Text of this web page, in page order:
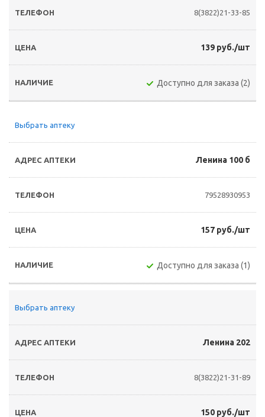
8(3822)21-33-85
139 руб./шт
Доступно для заказа (2)
Выбрать аптеку
Ленина 100 б
79528930953
157 руб./шт
Доступно для заказа (1)
Выбрать аптеку
Ленина 202
8(3822)21-31-89
150 руб./шт